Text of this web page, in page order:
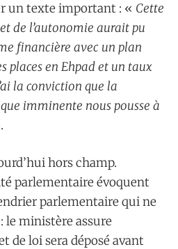
un texte important : « Cette
de l’autonomie aurait pu
financière avec un plan
places en Ehpad et un taux
la conviction que la
imminente nous pousse à
hors champ.
parlementaire évoquent
parlementaire qui ne
le ministère assure
de loi sera déposé avant